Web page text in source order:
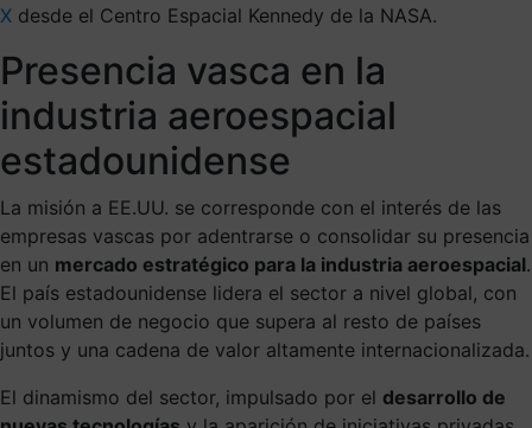
X desde el Centro Espacial Kennedy de la NASA.
Presencia vasca en la
industria aeroespacial
estadounidense
La misión a EE.UU. se corresponde con el interés de las
empresas vascas por adentrarse o consolidar su presencia
en un mercado estratégico para la industria aeroespacial.
El país estadounidense lidera el sector a nivel global, con
un volumen de negocio que supera al resto de países
juntos y una cadena de valor altamente internacionalizada.
El dinamismo del sector, impulsado por el desarrollo de